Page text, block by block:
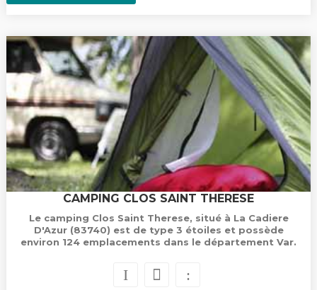
CAMPING CLOS SAINT THERESE
Le camping Clos Saint Therese, situé à La Cadiere
D'Azur (83740) est de type 3 étoiles et possède
environ 124 emplacements dans le département Var.